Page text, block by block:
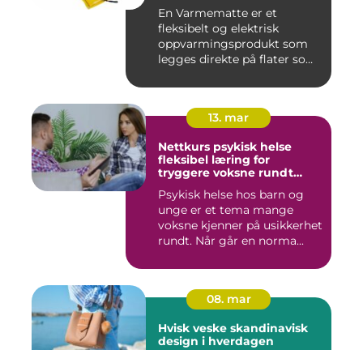
En Varmematte er et
fleksibelt og elektrisk
oppvarmingsprodukt som
legges direkte på flater som
13. mar
Nettkurs psykisk helse
fleksibel læring for
tryggere voksne rundt
Psykisk helse hos barn og
unge er et tema mange
voksne kjenner på usikkerhet
rundt. Når går en norma...
08. mar
Hvisk veske skandinavisk
design i hverdagen